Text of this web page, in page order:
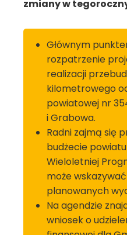
zmiany w
Głównym
rozpatrzenie
realizacji
kilometrowego
powiatowej nr
i Grabowa.
Radni zajmą się
budżecie
Wieloletniej
może
planowanych
Na agendzie
wniosek o